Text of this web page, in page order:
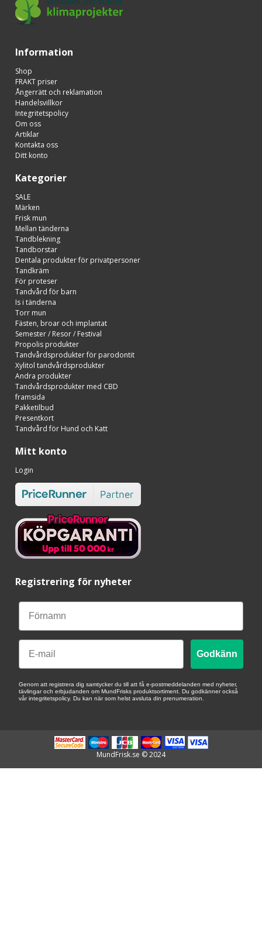
Information
Shop
FRAKT priser
Ångerrätt och reklamation
Handelsvillkor
Integritetspolicy
Om oss
Artiklar
Kontakta oss
Ditt konto
Kategorier
SALE
Märken
Frisk mun
Mellan tänderna
Tandblekning
Tandborstar
Dentala produkter för privatpersoner
Tandkräm
För proteser
Tandvård för barn
Is i tänderna
Torr mun
Fästen, broar och implantat
Semester / Resor / Festival
Propolis produkter
Tandvårdsprodukter för parodontit
Xylitol tandvårdsprodukter
Andra produkter
Tandvårdsprodukter med CBD
framsida
Pakketilbud
Presentkort
Tandvård för Hund och Katt
Mitt konto
Login
Registrering för nyheter
Email
Godkänn
Genom att registrera dig samtycker du till att få e-postmeddelanden med nyheter,
tävlingar och erbjudanden om MundFrisks produktsortiment. Du godkänner också
vår integritetspolicy. Du kan när som helst avsluta din prenumeration.
MundFrisk.se © 2024